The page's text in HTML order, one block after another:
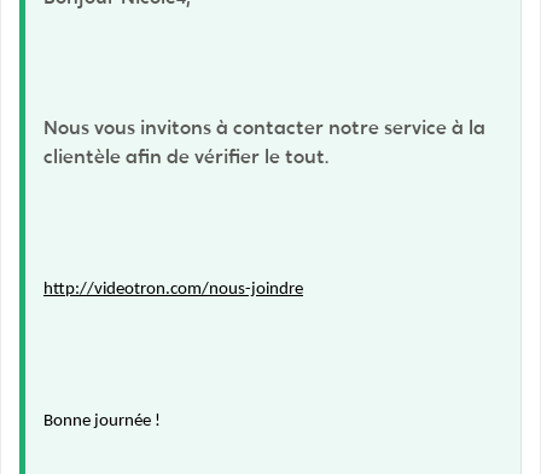
Nous vous invitons à contacter notre service à la
clientèle afin de vérifier le tout.
http://videotron.com/nous-joindre
Bonne journée !